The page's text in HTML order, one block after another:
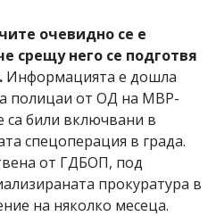
очевидно се е
срещу него се подготвя
Информацията е дошла
полицаи от ОД на МВР-
са били включвани в
спецоперация в града.
от ГДБОП, под
прокуратура в
на няколко месеца.